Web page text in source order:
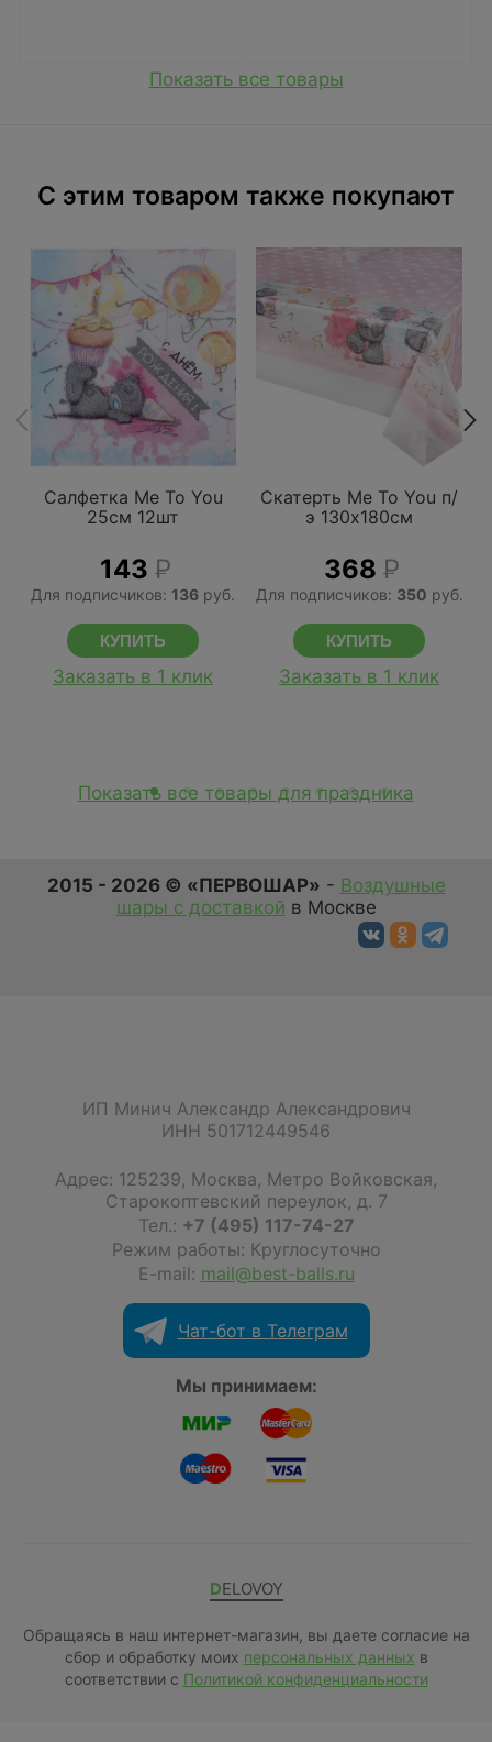
Показать все товары
C этим товаром также покупают
Салфетка Me To You
25см 12шт
143Р
Для подписчиков: 136 руб.
Заказать в 1 клик
Скатерть Me To You п/
э 130х180см
368Р
Для подписчиков: 350 руб.
Заказать в 1 клик
Показать все товары для праздника
2015 - 2026 © «ПЕРВОШАР» - Воздушные
шары с доставкой в Москве
ИП Минич Александр Александрович
ИНН 501712449546
Адрес: 125239, Москва, Метро Войковская,
Старокоптевский переулок, д. 7
Тел.: +7 (495) 117-74-27
Режим работы: Круглосуточно
E-mail: mail@best-balls.ru
Чат-бот в Телеграм
Мы принимаем:
DELOVOY
Обращаясь в наш интернет-магазин, вы даете согласие на
сбор и обработку моих персональных данных в
соответствии с Политикой конфиденциальности